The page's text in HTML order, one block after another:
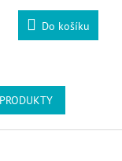
Do košíku